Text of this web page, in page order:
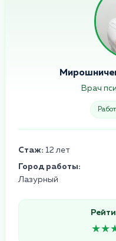
Врач
Стаж: 12 лет
Город работы:
Лазурный